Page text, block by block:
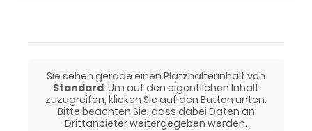
Sie sehen gerade einen Platzhalterinhalt von
Standard. Um auf den eigentlichen Inhalt
zuzugreifen, klicken Sie auf den Button unten.
Bitte beachten Sie, dass dabei Daten an
Drittanbieter weitergegeben werden.